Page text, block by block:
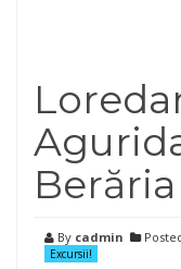
Berăria
By cadmin
Excursii!